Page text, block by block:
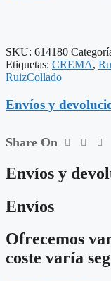
20
X
2,50
SKU: 614180
Etiquetas: CREMA,
RuizCollado
Envíos y
Share On
Envíos y
Envíos
Ofrecemos
coste varía